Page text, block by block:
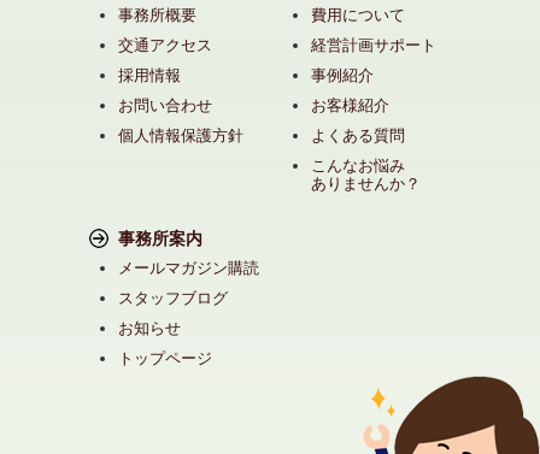
事務所概要
交通アクセス
採用情報
お問い合わせ
個人情報保護方針
費用について
経営計画サポート
事例紹介
お客様紹介
よくある質問
こんなお悩み
ありませんか？
事務所案内
メールマガジン購読
スタッフブログ
お知らせ
トップページ